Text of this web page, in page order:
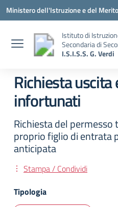
Vai ai contenuti
Vai al menu di navigazione
Vai al footer
Ministero dell'Istruzione e del Merito
Istituto di
Secondaria di
I.S.I.S.S. G. Verdi
Richiesta
infortunati
Richiesta del
proprio figlio di entrata
anticipata
Stampa / Condividi
Tipologia